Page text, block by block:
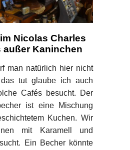
Nicolas Charles
außer Kaninchen
man natürlich hier nicht
tut glaube ich auch
Cafés besucht. Der
ist eine Mischung
Kuchen. Wir
mit Karamell und
Ein Becher könnte